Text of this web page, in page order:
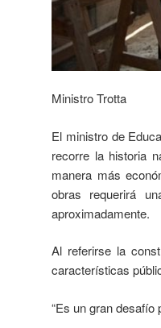
Ministro Trotta
El ministro de
recorre la historia
manera más
obras requerirá
aproximadamente.
Al referirse la
características
“Es un gran desafío